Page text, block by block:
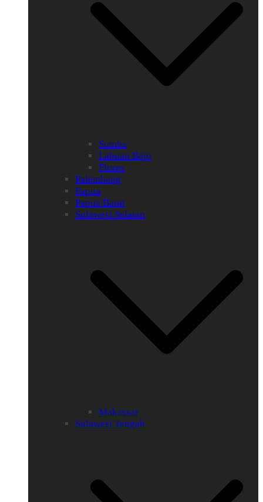
Sumba
Labuan Bajo
Flores
Palembang
Papua
Papua Barat
Sulawesi Selatan
Makassar
Sulawesi Tengah